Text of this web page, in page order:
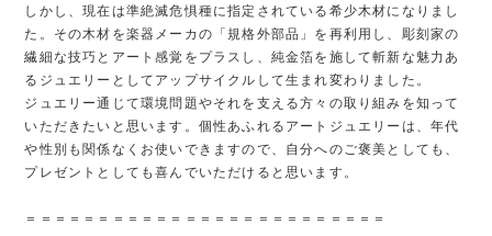
しかし、現在は準絶滅危惧種に指定されている希少木材になりまし
た。その木材を楽器メーカの「規格外部品」を再利用し、彫刻家の
繊細な技巧とアート感覚をプラスし、純金箔を施して斬新な魅力あ
るジュエリーとしてアップサイクルして生まれ変わりました。
ジュエリー通じて環境問題やそれを支える方々の取り組みを知って
いただきたいと思います。個性あふれるアートジュエリーは、年代
や性別も関係なくお使いできますので、自分へのご褒美としても、
プレゼントとしても喜んでいただけると思います。
＝＝＝＝＝＝＝＝＝＝＝＝＝＝＝＝＝＝＝＝＝＝＝＝＝